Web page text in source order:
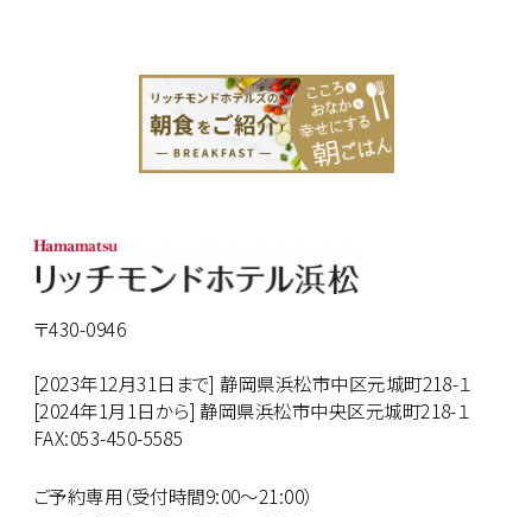
〒430-0946
[2023年12月31日まで] 静岡県浜松市中区元城町218-１
[2024年1月1日から] 静岡県浜松市中央区元城町218-１
FAX:053-450-5585
ご予約専用（受付時間9:00～21:00）